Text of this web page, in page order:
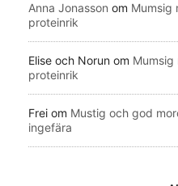
Anna Jonasson om Mumsig
proteinrik
Elise och Norun om Mumsig
proteinrik
Frei om Mustig och god
ingefära